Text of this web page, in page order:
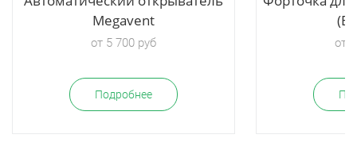
Megavent
от 5 700 руб
Подробнее
от